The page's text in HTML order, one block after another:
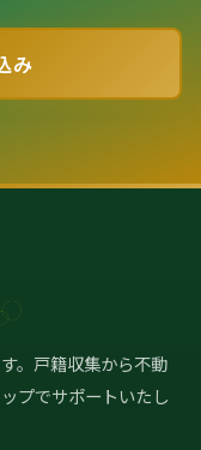
み
。戸籍収集から不動
プでサポートいたし